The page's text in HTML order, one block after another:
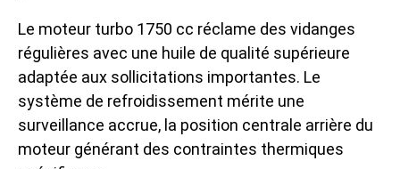
Le moteur turbo 1750 cc réclame des vidanges
régulières avec une huile de qualité supérieure
adaptée aux sollicitations importantes. Le
système de refroidissement mérite une
surveillance accrue, la position centrale arrière du
moteur générant des contraintes thermiques